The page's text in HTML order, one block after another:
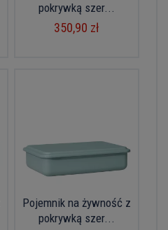
pokrywką szer...
350,90 zł
Pojemnik na żywność z
pokrywką szer...